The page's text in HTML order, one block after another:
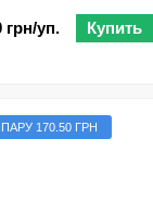
грн/уп. Купить
170.50 ГРН